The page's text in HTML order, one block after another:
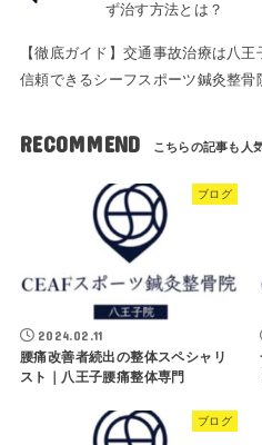
ず治す方法とは？
【徹底ガイド】交通事故治療は八
信頼できるシーフスポーツ鍼灸整骨
RECOMMEND
ブログ
2024.02.11
腰痛改善者続出の整体スペシャリ
スト｜八王子腰痛整体専門
ブログ